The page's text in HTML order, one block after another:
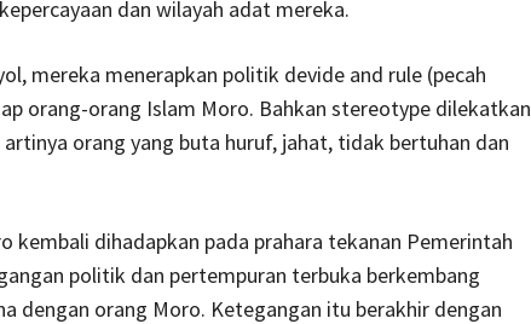
dan wilayah adat mereka.
mereka menerapkan politik devide and rule (pecah
orang-orang Islam Moro. Bahkan stereotype dilekatkan
artinya orang yang buta huruf, jahat, tidak bertuhan dan
kembali dihadapkan pada prahara tekanan Pemerintah
politik dan pertempuran terbuka berkembang
dengan orang Moro. Ketegangan itu berakhir dengan